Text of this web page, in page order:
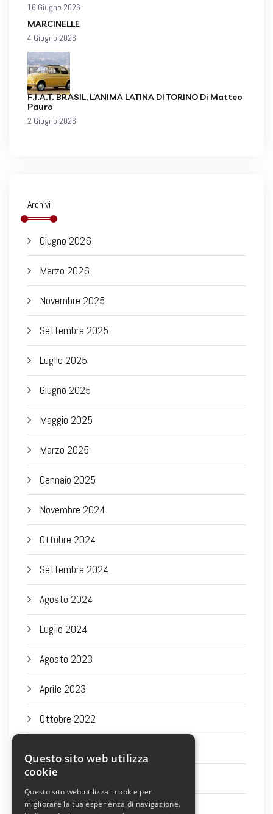
16 Giugno 2026
MARCINELLE
4 Giugno 2026
F.I.A.T. BRASIL, L’ANIMA LATINA DI TORINO Di Matteo
Pauro
2 Giugno 2026
Archivi
Giugno 2026
Marzo 2026
Novembre 2025
Settembre 2025
Luglio 2025
Giugno 2025
Maggio 2025
Marzo 2025
Gennaio 2025
Novembre 2024
Ottobre 2024
Settembre 2024
Agosto 2024
Luglio 2024
Agosto 2023
Aprile 2023
Ottobre 2022
Agosto 2022
Luglio 2022
Questo sito web utilizza
cookie
Questo sito web utilizza i cookie per
migliorare la tua esperienza di navigazione.